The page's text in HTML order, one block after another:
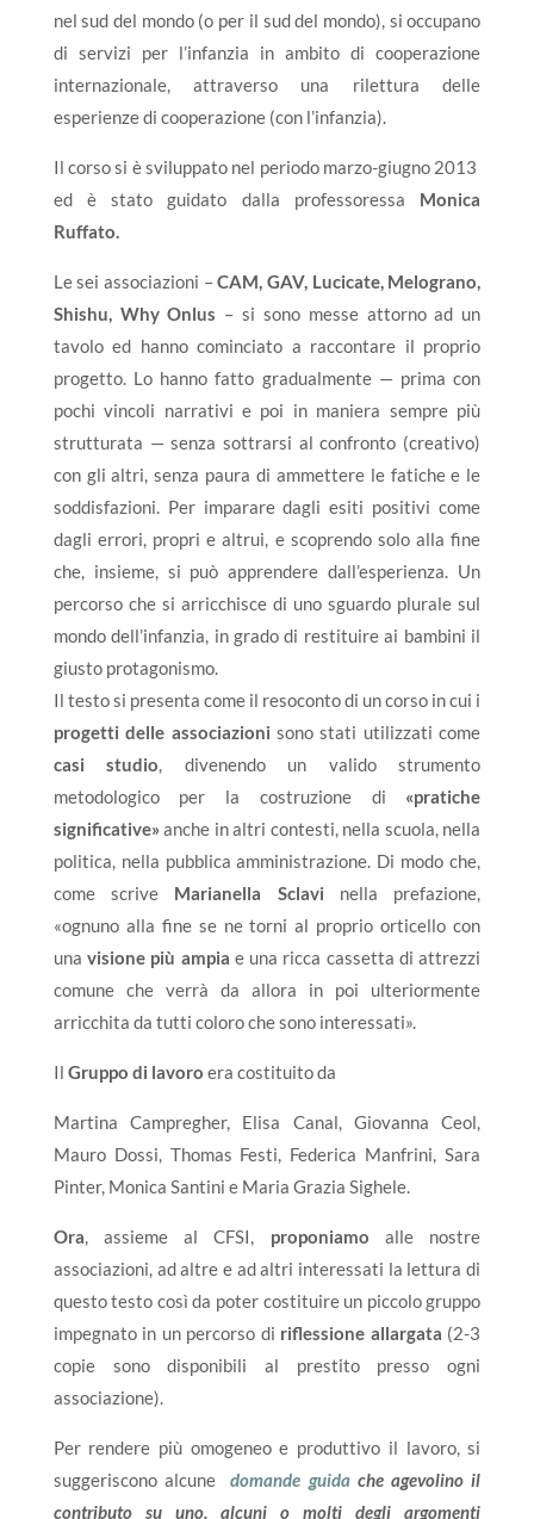
nel sud del mondo (o per il sud del mondo), si occupano
di servizi per l’infanzia in ambito di cooperazione
internazionale, attraverso una rilettura delle
esperienze di cooperazione (con l’infanzia).
Il corso si è sviluppato nel periodo marzo-giugno 2013
ed è stato guidato dalla professoressa Monica
Ruffato.
Le sei associazioni –CAM, GAV, Lucicate, Melograno,
Shishu, Why Onlus – si sono messe attorno ad un
tavolo ed hanno cominciato a raccontare il proprio
progetto. Lo hanno fatto gradualmente — prima con
pochi vincoli narrativi e poi in maniera sempre più
strutturata — senza sottrarsi al confronto (creativo)
con gli altri, senza paura di ammettere le fatiche e le
soddisfazioni. Per imparare dagli esiti positivi come
dagli errori, propri e altrui, e scoprendo solo alla fine
che, insieme, si può apprendere dall’esperienza. Un
percorso che si arricchisce di uno sguardo plurale sul
mondo dell’infanzia, in grado di restituire ai bambini il
giusto protagonismo.
Il testo si presenta come il resoconto di un corso in cui i
progetti delle associazioni sono stati utilizzati come
casi studio, divenendo un valido strumento
metodologico per la costruzione di «pratiche
significative»anche in altri contesti, nella scuola, nella
politica, nella pubblica amministrazione. Di modo che,
come scrive Marianella Sclavi nella prefazione,
«ognuno alla fine se ne torni al proprio orticello con
unavisione più ampia e una ricca cassetta di attrezzi
comune che verrà da allora in poi ulteriormente
arricchita da tutti coloro che sono interessati».
Il Gruppo di lavoro era costituito da
Martina Campregher, Elisa Canal, Giovanna Ceol,
Mauro Dossi, Thomas Festi, Federica Manfrini, Sara
Pinter, Monica Santini e Maria Grazia Sighele.
Ora, assieme al CFSI, proponiamo alle nostre
associazioni, ad altre e ad altri interessati la lettura di
questo testo così da poter costituire un piccolo gruppo
impegnato in un percorso di riflessione allargata (2-3
copie sono disponibili al prestito presso ogni
associazione).
Per rendere più omogeneo e produttivo il lavoro, si
suggeriscono alcune
domande guida che agevolino il
contributo su uno, alcuni o molti degli argomenti